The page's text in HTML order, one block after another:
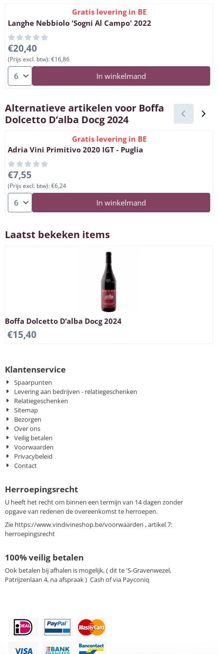
Gratis levering in BE
Langhe Nebbiolo 'Sogni Al Campo' 2022
Prijs: 20,40, exclusief btw: 16,86
€20,40
(Prijs excl. btw):€16,86
Aantal kiezen voor Langhe Nebbiolo 'Sogni Al Campo' 2022
In winkelmand
Alternatieve artikelen voor Boffa
Dolcetto D’alba Docg 2024
Gratis levering in BE
Adria Vini Primitivo 2020 IGT - Puglia
Prijs: 7,55, exclusief btw: 6,24
€7,55
(Prijs excl. btw):€6,24
Aantal kiezen voor Adria Vini Primitivo 2020 IGT - Puglia
In winkelmand
Laatst bekeken items
Boffa Dolcetto D’alba Docg 2024
€15,40
Klantenservice
Spaarpunten
Levering aan bedrijven - relatiegeschenken
Relatiegeschenken
Sitemap
Bezorgen
Over ons
Veilig betalen
Voorwaarden
Privacybeleid
Contact
Herroepingsrecht
U heeft het recht om binnen een termijn van 14 dagen zonder
opgave van redenen de overeenkomst te herroepen.
Zie https://www.vindivineshop.be/voorwaarden , artikel 7:
herroepingsrecht
100% veilig betalen
Ook betalen bij afhalen is mogelijk, ( dit te 'S-Gravenwezel,
Patrijzenlaan 4, na afspraak ) Cash of via Payconiq